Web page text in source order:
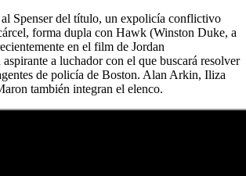
Spenser del título, un expolicía conflictivo
forma dupla con Hawk (Winston Duke, a
en el film de Jordan
aspirante a luchador con el que buscará resolver
de policía de Boston. Alan Arkin, Iliza
también integran el elenco.